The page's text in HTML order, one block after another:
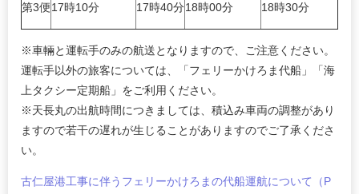
第3便17時10分 17時40分18時00分 18時30分
※車輛と運転手のみの航送となりますので、ご注意ください。
運転手以外の旅客については、「フェリーかけろま代船」「海
上タクシー定期船」をご利用ください。
※天長丸の出航時間につきましては、積込み車両の調整があり
ますので若干の遅れが生じることがありますのでご了承くださ
い。
古仁屋港工事に伴うフェリーかけろまの代船運航について（P